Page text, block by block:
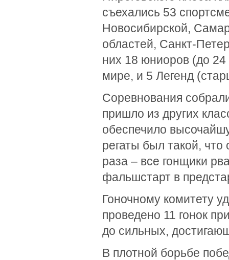
съехались 53
Новосибирской,
областей, Санкт-
них 18 юниоров (до
мире, и 5 Легенд
Соревнования
пришло из других
обеспечило
регаты был такой, что
раза – все гонщики
фальшстарт в
Гоночному комитету
проведено 11 гонок
до сильных,
В плотной борьбе